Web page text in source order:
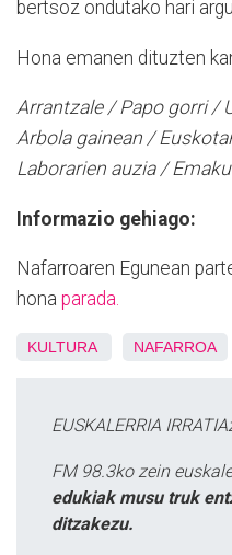
bertsoz ondutako hari
Hona emanen dituzten
Arrantzale / Papo gorri /
Arbola gainean /
Laborarien auzia /
Informazio gehiago:
Nafarroaren Egunean
hona parada.
KULTURA NAFARROA
EUSKALERRIA
FM 98.3ko zein
edukiak musu truk
ditzakezu.